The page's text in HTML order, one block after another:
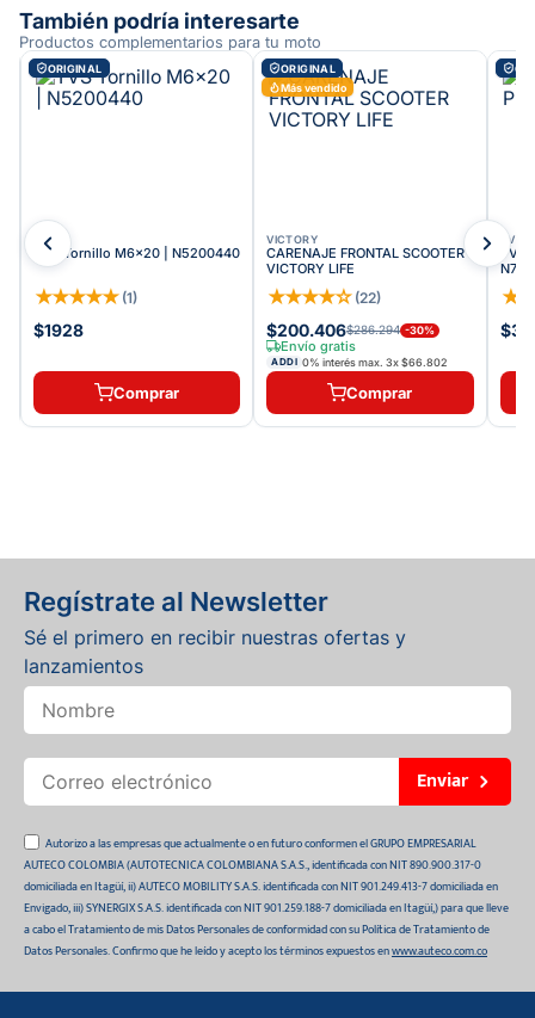
También podría interesarte
Productos complementarios para tu moto
ORIGINAL
TVS
TVS Tornillo M6x20 | N5200440
★★★★★ (1)
$1928
Comprar
ORIGINAL
Más vendido
VICTORY
CARENAJE FRONTAL SCOOTER
VICTORY LIFE
★★★★☆ (22)
$200.406$286.294 -30%
Envío gratis
ADDI 0% interés max.3x$66.802
Comprar
TVS
TVS
★
Regístrate al Newsletter
Sé el primero en recibir nuestras ofertas y
lanzamientos
Enviar
Autorizo a las empresas que actualmente o en futuro conformen el GRUPO EMPRESARIAL
AUTECO COLOMBIA (AUTOTECNICA COLOMBIANA S.A.S., identificada con NIT 890.900.317-0
domiciliada en Itagüí, ii) AUTECO MOBILITY S.A.S. identificada con NIT 901.249.413-7 domiciliada en
Envigado, iii) SYNERGIX S.A.S. identificada con NIT 901.259.188-7 domiciliada en Itagüí,) para que lleve
a cabo el Tratamiento de mis Datos Personales de conformidad con su Política de Tratamiento de
Datos Personales. Confirmo que he leído y acepto los términos expuestos enwww.auteco.com.co